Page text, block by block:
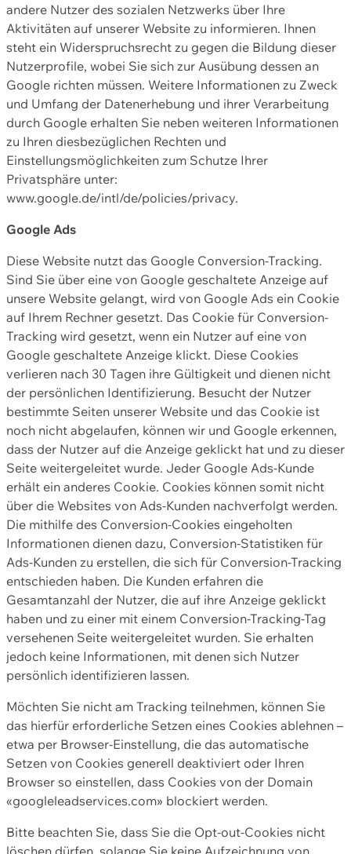
andere Nutzer des sozialen Netzwerks über Ihre
Aktivitäten auf unserer Website zu informieren. Ihnen
steht ein Widerspruchsrecht zu gegen die Bildung dieser
Nutzerprofile, wobei Sie sich zur Ausübung dessen an
Google richten müssen. Weitere Informationen zu Zweck
und Umfang der Datenerhebung und ihrer Verarbeitung
durch Google erhalten Sie neben weiteren Informationen
zu Ihren diesbezüglichen Rechten und
Einstellungsmöglichkeiten zum Schutze Ihrer
Privatsphäre unter:
www.google.de/intl/de/policies/privacy.
Google Ads
Diese Website nutzt das Google Conversion-Tracking.
Sind Sie über eine von Google geschaltete Anzeige auf
unsere Website gelangt, wird von Google Ads ein Cookie
auf Ihrem Rechner gesetzt. Das Cookie für Conversion-
Tracking wird gesetzt, wenn ein Nutzer auf eine von
Google geschaltete Anzeige klickt. Diese Cookies
verlieren nach 30 Tagen ihre Gültigkeit und dienen nicht
der persönlichen Identifizierung. Besucht der Nutzer
bestimmte Seiten unserer Website und das Cookie ist
noch nicht abgelaufen, können wir und Google erkennen,
dass der Nutzer auf die Anzeige geklickt hat und zu dieser
Seite weitergeleitet wurde. Jeder Google Ads-Kunde
erhält ein anderes Cookie. Cookies können somit nicht
über die Websites von Ads-Kunden nachverfolgt werden.
Die mithilfe des Conversion-Cookies eingeholten
Informationen dienen dazu, Conversion-Statistiken für
Ads-Kunden zu erstellen, die sich für Conversion-Tracking
entschieden haben. Die Kunden erfahren die
Gesamtanzahl der Nutzer, die auf ihre Anzeige geklickt
haben und zu einer mit einem Conversion-Tracking-Tag
versehenen Seite weitergeleitet wurden. Sie erhalten
jedoch keine Informationen, mit denen sich Nutzer
persönlich identifizieren lassen.
Möchten Sie nicht am Tracking teilnehmen, können Sie
das hierfür erforderliche Setzen eines Cookies ablehnen –
etwa per Browser-Einstellung, die das automatische
Setzen von Cookies generell deaktiviert oder Ihren
Browser so einstellen, dass Cookies von der Domain
«googleleadservices.com» blockiert werden.
Bitte beachten Sie, dass Sie die Opt-out-Cookies nicht